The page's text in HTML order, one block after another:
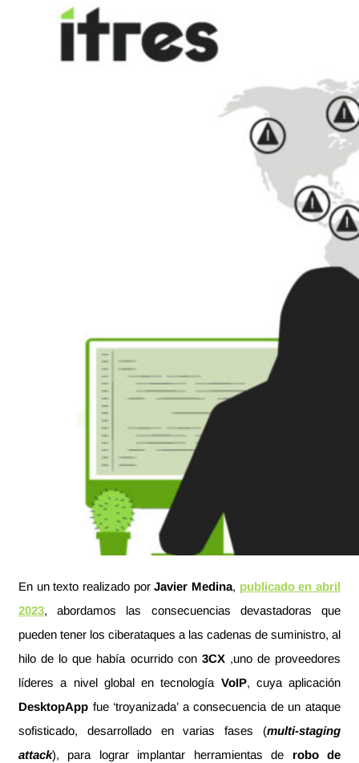
En un texto realizado porJavier Medina, publicado en abril
2023, abordamos las consecuencias devastadoras que
pueden tener los ciberataques a las cadenas de suministro, al
hilo de lo que había ocurrido con 3CX,uno de proveedores
líderes a nivel global en tecnología VoIP, cuya aplicación
DesktopApp fue ‘troyanizada’ a consecuencia de un ataque
sofisticado, desarrollado en varias fases (multi-staging
attack), para lograr implantar herramientas de robo de